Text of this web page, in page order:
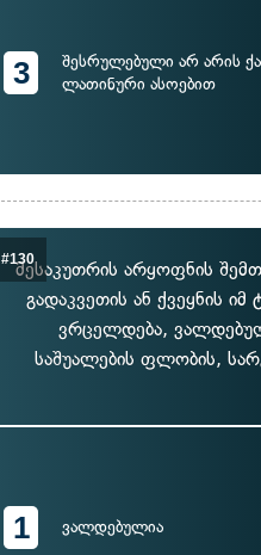
3
შესრულებული არ არის
ლათინური ასოებით
#130
მესაკუთრის არყოფნის
გადაკვეთის ან ქვეყნის
ვრცელდება,
საშუალების ფლობის,
1 ვალდებულია